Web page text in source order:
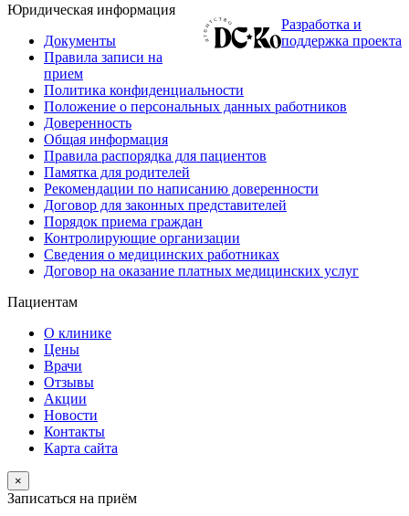
Разработка и
поддержка проекта
Юридическая информация
Документы
Правила записи на
прием
Политика конфиденциальности
Положение о персональных данных работников
Доверенность
Общая информация
Правила распорядка для пациентов
Памятка для родителей
Рекомендации по написанию доверенности
Договор для законных представителей
Порядок приема граждан
Контролирующие организации
Сведения о медицинских работниках
Договор на оказание платных медицинских услуг
Пациентам
О клинике
Цены
Врачи
Отзывы
Акции
Новости
Контакты
Карта сайта
×
Записаться на приём